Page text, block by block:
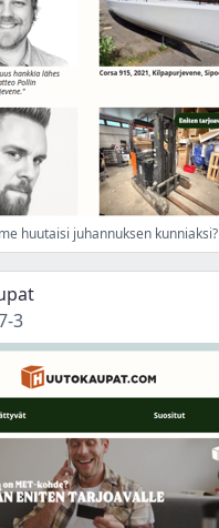
huutaisi juhannuksen kunniaksi?
3